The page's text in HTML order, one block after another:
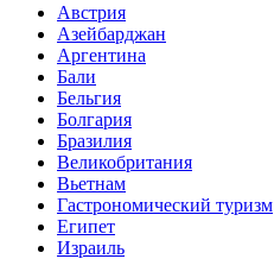
Австрия
Азейбарджан
Аргентина
Бали
Бельгия
Болгария
Бразилия
Великобритания
Вьетнам
Гастрономический туризм
Египет
Израиль